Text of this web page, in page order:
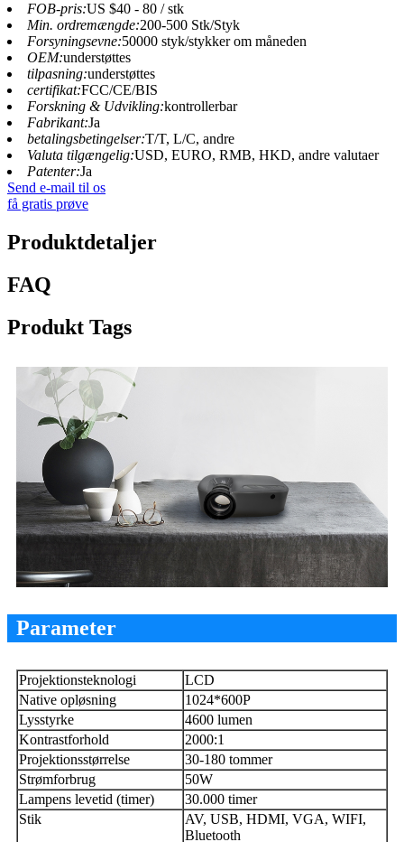
FOB-pris:US $40 - 80 / stk
Min. ordremængde:200-500 Stk/Styk
Forsyningsevne:50000 styk/stykker om måneden
OEM:understøttes
tilpasning:understøttes
certifikat:FCC/CE/BIS
Forskning & Udvikling:kontrollerbar
Fabrikant:Ja
betalingsbetingelser:T/T, L/C, andre
Valuta tilgængelig:USD, EURO, RMB, HKD, andre valutaer
Patenter:Ja
Send e-mail til os
få gratis prøve
Produktdetaljer
FAQ
Produkt Tags
Parameter
Projektionsteknologi
LCD
Native opløsning
1024*600P
Lysstyrke
4600 lumen
Kontrastforhold
2000:1
Projektionsstørrelse
30-180 tommer
Strømforbrug
50W
Lampens levetid (timer)
30.000 timer
Stik
AV, USB, HDMI, VGA, WIFI,
Bluetooth